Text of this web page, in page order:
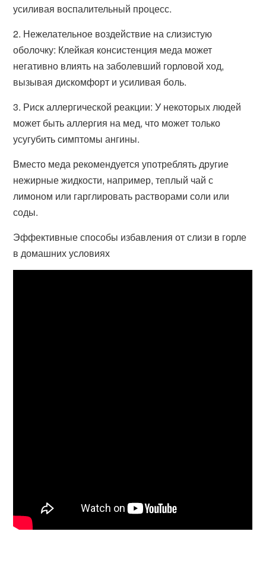
усиливая воспалительный процесс.
2. Нежелательное воздействие на слизистую
оболочку: Клейкая консистенция меда может
негативно влиять на заболевший горловой ход,
вызывая дискомфорт и усиливая боль.
3. Риск аллергической реакции: У некоторых людей
может быть аллергия на мед, что может только
усугубить симптомы ангины.
Вместо меда рекомендуется употреблять другие
нежирные жидкости, например, теплый чай с
лимоном или гарглировать растворами соли или
соды.
Эффективные способы избавления от слизи в горле
в домашних условиях